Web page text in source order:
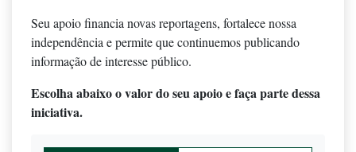
Seu apoio financia novas reportagens, fortalece nossa
independência e permite que continuemos publicando
informação de interesse público.
Escolha abaixo o valor do seu apoio e faça parte dessa
iniciativa.